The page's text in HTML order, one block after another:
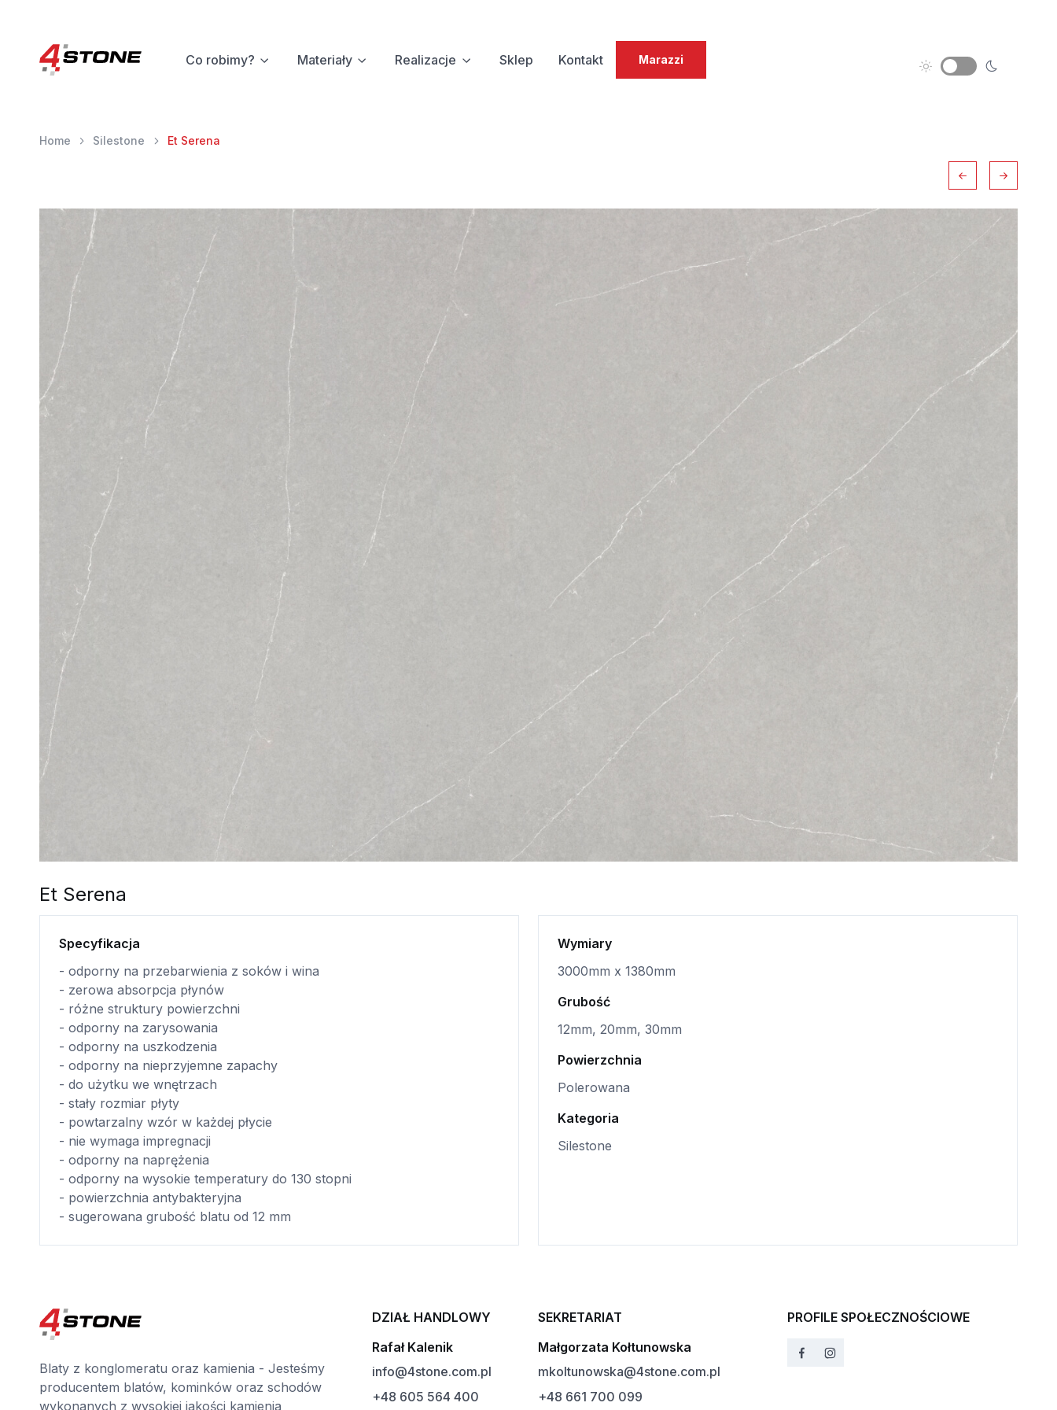
Co robimy? Materiały Realizacje Sklep Kontakt Marazzi
Home Silestone Et Serena
Et Serena
Specyfikacja
- odporny na przebarwienia z soków i wina
- zerowa absorpcja płynów
- różne struktury powierzchni
- odporny na zarysowania
- odporny na uszkodzenia
- odporny na nieprzyjemne zapachy
- do użytku we wnętrzach
- stały rozmiar płyty
- powtarzalny wzór w każdej płycie
- nie wymaga impregnacji
- odporny na naprężenia
- odporny na wysokie temperatury do 130 stopni
- powierzchnia antybakteryjna
- sugerowana grubość blatu od 12 mm
Wymiary
3000mm x 1380mm
Grubość
12mm, 20mm, 30mm
Powierzchnia
Polerowana
Kategoria
Silestone
Blaty z konglomeratu oraz kamienia - Jesteśmy
producentem blatów, kominków oraz schodów
wykonanych z wysokiej jakości kamienia
DZIAŁ HANDLOWY
Rafał Kalenik
info@4stone.com.pl
+48 605 564 400
SEKRETARIAT
Małgorzata Kołtunowska
mkoltunowska@4stone.com.pl
+48 661 700 099
PROFILE SPOŁECZNOŚCIOWE